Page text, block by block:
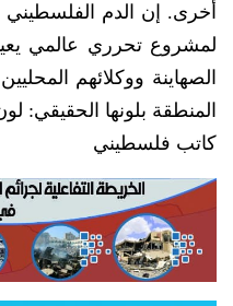
أخرى. إن الدم
لمشروع تحرري عالمي
الصهاينة ووكلائهم
المنطقة بلونها الحقيقي:
كاتب فلسطيني